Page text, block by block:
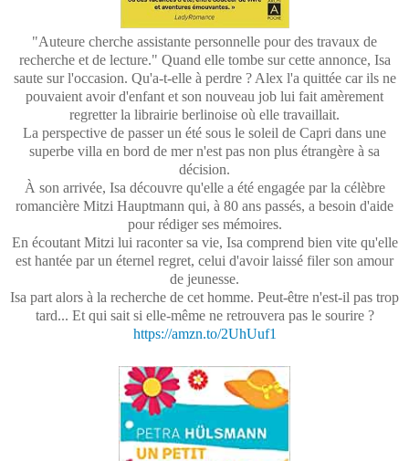
"Auteure cherche assistante personnelle pour des travaux de
recherche et de lecture." Quand elle tombe sur cette annonce, Isa
saute sur l'occasion. Qu'a-t-elle à perdre ? Alex l'a quittée car ils ne
pouvaient avoir d'enfant et son nouveau job lui fait amèrement
regretter la librairie berlinoise où elle travaillait.
La perspective de passer un été sous le soleil de Capri dans une
superbe villa en bord de mer n'est pas non plus étrangère à sa
décision.
À son arrivée, Isa découvre qu'elle a été engagée par la célèbre
romancière Mitzi Hauptmann qui, à 80 ans passés, a besoin d'aide
pour rédiger ses mémoires.
En écoutant Mitzi lui raconter sa vie, Isa comprend bien vite qu'elle
est hantée par un éternel regret, celui d'avoir laissé filer son amour
de jeunesse.
Isa part alors à la recherche de cet homme. Peut-être n'est-il pas trop
tard... Et qui sait si elle-même ne retrouvera pas le sourire ?
https://amzn.to/2UhUuf1